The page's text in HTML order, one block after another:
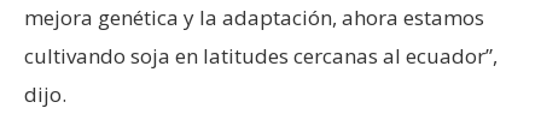
mejora genética y la adaptación, ahora estamos
cultivando soja en latitudes cercanas al ecuador”,
dijo.